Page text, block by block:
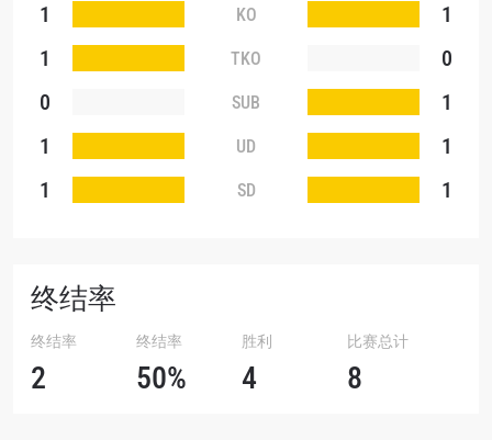
1 KO
1
1
TKO
0
0
SUB
1
1
UD
1
1
SD 1
终结率
终结率
2
终结率
50%
胜利
4
比赛总计
8